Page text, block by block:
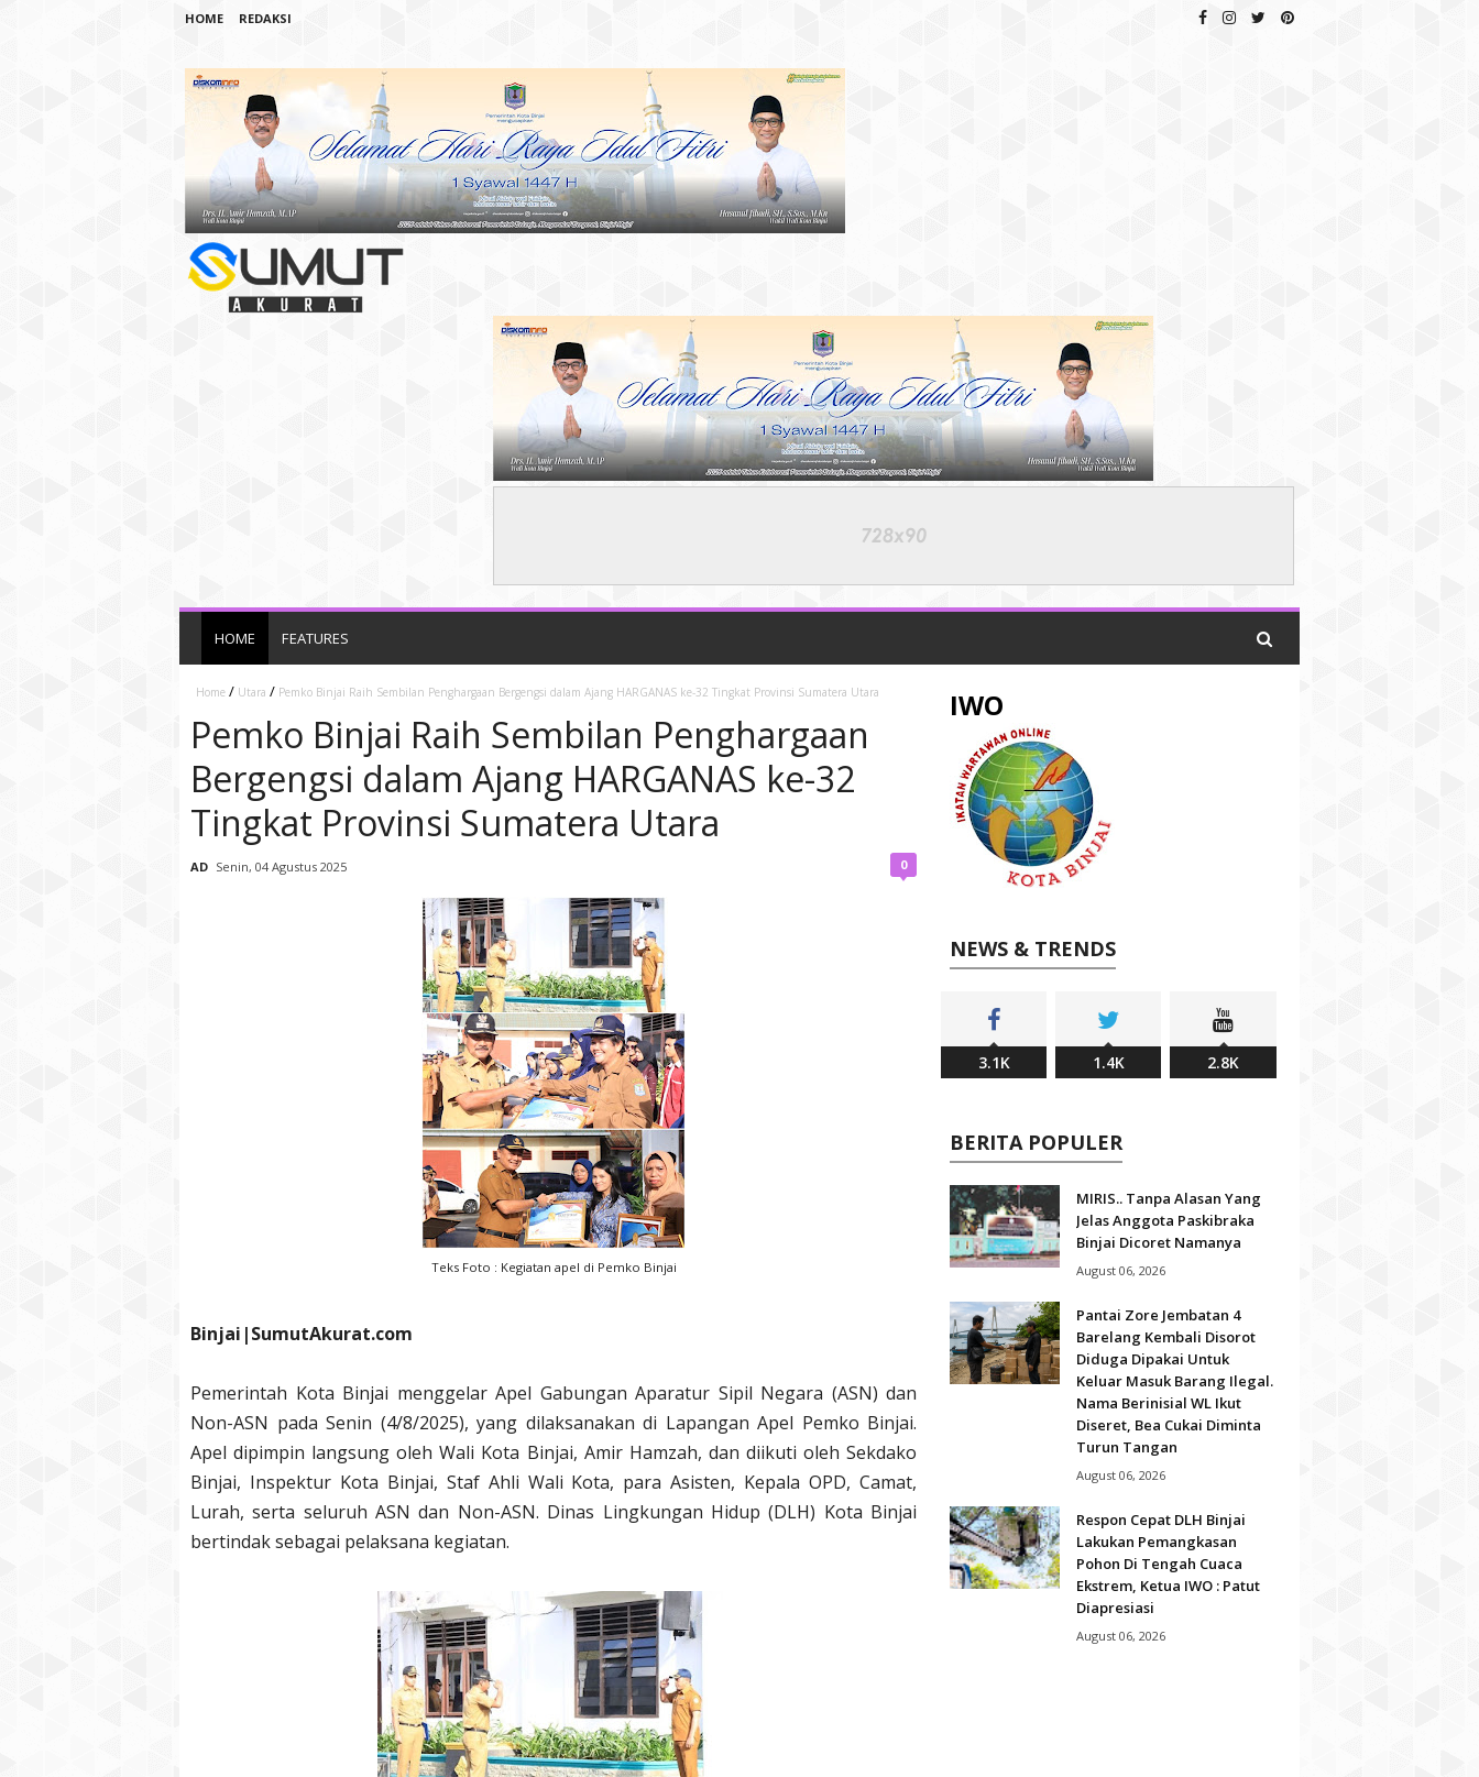
HOME REDAKSI
HOME FEATURES
Home / Utara / Pemko Binjai Raih Sembilan Penghargaan Bergengsi dalam Ajang HARGANAS ke-32 Tingkat Provinsi Sumatera Utara
Pemko Binjai Raih Sembilan Penghargaan
Bergengsi dalam Ajang HARGANAS ke-32
Tingkat Provinsi Sumatera Utara
AD Senin, 04 Agustus 2025 0
Teks Foto : Kegiatan apel di Pemko Binjai
Binjai|SumutAkurat.com
Pemerintah Kota Binjai menggelar Apel Gabungan Aparatur Sipil Negara (ASN) dan
Non-ASN pada Senin (4/8/2025), yang dilaksanakan di Lapangan Apel Pemko Binjai.
Apel dipimpin langsung oleh Wali Kota Binjai, Amir Hamzah, dan diikuti oleh Sekdako
Binjai, Inspektur Kota Binjai, Staf Ahli Wali Kota, para Asisten, Kepala OPD, Camat,
Lurah, serta seluruh ASN dan Non-ASN. Dinas Lingkungan Hidup (DLH) Kota Binjai
bertindak sebagai pelaksana kegiatan.
IWO
NEWS & TRENDS
3.1K 1.4K 2.8K
BERITA POPULER
MIRIS.. Tanpa Alasan Yang
Jelas Anggota Paskibraka
Binjai Dicoret Namanya
August 06, 2026
Pantai Zore Jembatan 4
Barelang Kembali Disorot
Diduga Dipakai Untuk
Keluar Masuk Barang Ilegal.
Nama Berinisial WL Ikut
Diseret, Bea Cukai Diminta
Turun Tangan
August 06, 2026
Respon Cepat DLH Binjai
Lakukan Pemangkasan
Pohon Di Tengah Cuaca
Ekstrem, Ketua IWO : Patut
Diapresiasi
August 06, 2026